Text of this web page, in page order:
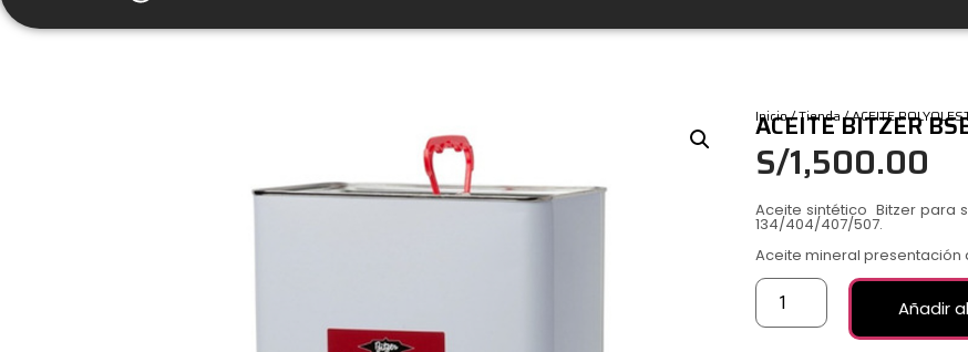
Inicio/Tienda/ACEITE
ACEITE BITZER
S/1,500.00
Aceite sintético Bitzer para
134/404/407/507.
Aceite mineral presentación
Añadir